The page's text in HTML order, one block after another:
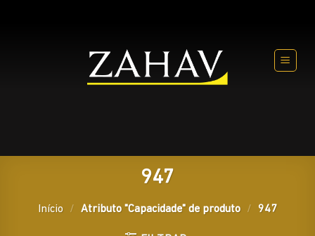
947
Início / Atributo "Capacidade" de produto / 947